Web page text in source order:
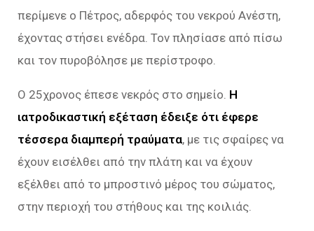
περίμενε ο Πέτρος, αδερφός του νεκρού Ανέστη,
έχοντας στήσει ενέδρα. Τον πλησίασε από πίσω
και τον πυροβόλησε με περίστροφο.
Ο 25χρονος έπεσε νεκρός στο σημείο. Η
ιατροδικαστική εξέταση έδειξε ότι έφερε
τέσσερα διαμπερή τραύματα, με τις σφαίρες να
έχουν εισέλθει από την πλάτη και να έχουν
εξέλθει από το μπροστινό μέρος του σώματος,
στην περιοχή του στήθους και της κοιλιάς.